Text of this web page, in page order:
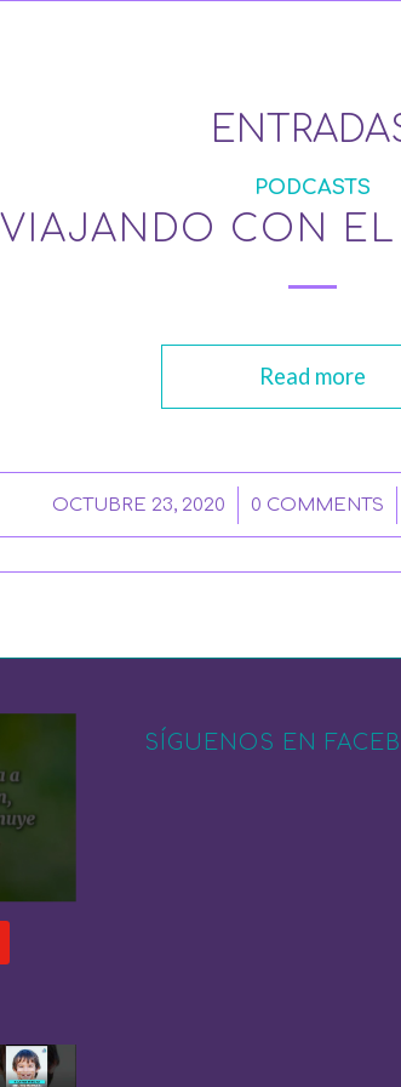
PODCASTS
VIAJANDO CON
Read more
OCTUBRE 23, 2020
/ 0 COMMENTS
/
SÍGUENOS EN